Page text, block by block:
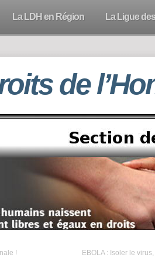
La LDH en Région La Ligue
de
! EBOLA : Isoler le